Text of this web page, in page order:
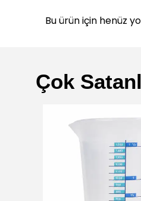
Bu ürün için henüz
Çok